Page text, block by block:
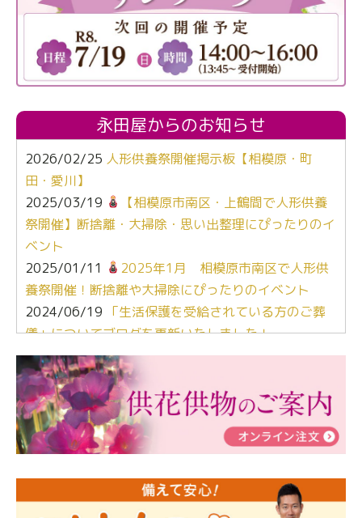
永田屋からのお知らせ
2026/02/25 人形供養祭開催掲示板【相模原・町
田・愛川】
2025/03/19
【相模原市南区・上鶴間で人形供養
祭開催】断捨離・大掃除・思い出整理にぴったりのイ
ベント
2025/01/11
2025年1月 相模原市南区で人形供
養祭開催！断捨離や大掃除にぴったりのイベント
2024/06/19 「生活保護を受給されている方のご葬
儀」についてブログを更新いたしました！
2024/03/06【終活なるほど教室】「マンガで学
ぶ！はじめてのお葬式」小さな家族葬ハウス®町田成
瀬 ご参加ありがとうございました！
2024/01/19令和6年能登半島地震災害の寄付のご報
告
人形供養 寄付のご報告
2023/12/16終活なるほど教室＠小さな家族葬ハウ